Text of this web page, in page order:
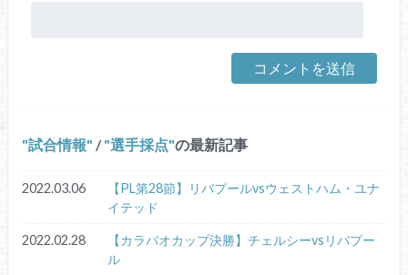
試合情報 / 選手採点 の最新記事
2022.03.06
【PL第28節】リバプールvsウェストハム・ユナ
イテッド
2022.02.28
【カラバオカップ決勝】チェルシーvsリバプー
ル